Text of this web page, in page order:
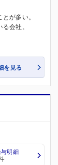
が多い。
会社。
を見る
明細